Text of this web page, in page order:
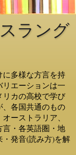
ラング
に多様な方言を持
エーションは一
カの高校で学び
、各国共通のもの
ーストラリア、
・各英語圏・地
発音(読み方)を解